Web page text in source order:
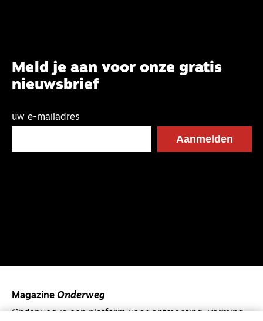
Meld je aan voor onze gratis
nieuwsbrief
uw e-mailadres
Magazine Onderweg
Onderweg is een platform voor ontmoeting, vorming